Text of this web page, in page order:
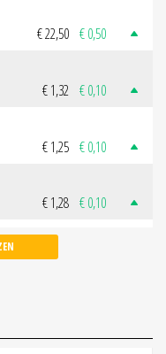
€ 22,50 € 0,50
€ 1,32 € 0,10
€ 1,25 € 0,10
€ 1,28 € 0,10